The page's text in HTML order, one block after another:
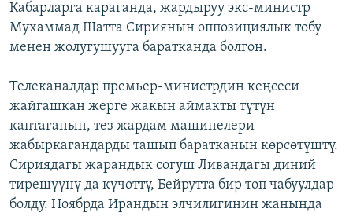
Кабарларга караганда, жардыруу экс-министр
Мухаммад Шатта Сириянын оппозициялык тобу
менен жолугушууга баратканда болгон.
Телеканалдар премьер-министрдин кеңсеси
жайгашкан жерге жакын аймакты түтүн
каптаганын, тез жардам машинелери
жабыркагандарды ташып баратканын көрсөтүштү.
Сириядагы жарандык согуш Ливандагы диний
тирешүүнү да күчөттү, Бейрутта бир топ чабуулдар
болду. Ноябрда Ирандын элчилигинин жанында